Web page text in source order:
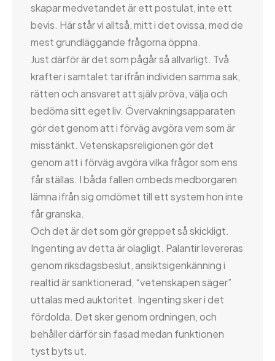
skapar medvetandet är ett postulat, inte ett
bevis. Här står vi alltså, mitt i det ovissa, med de
mest grundläggande frågorna öppna.
Just därför är det som pågår så allvarligt. Två
krafter i samtalet tar ifrån individen samma sak,
rätten och ansvaret att själv pröva, välja och
bedöma sitt eget liv. Övervakningsapparaten
gör det genom att i förväg avgöra vem som är
misstänkt. Vetenskapsreligionen gör det
genom att i förväg avgöra vilka frågor som ens
får ställas. I båda fallen ombeds medborgaren
lämna ifrån sig omdömet till ett system hon inte
får granska.
Och det är det som gör greppet så skickligt.
Ingenting av detta är olagligt. Palantir levereras
genom riksdagsbeslut, ansiktsigenkänning i
realtid är sanktionerad, “vetenskapen säger”
uttalas med auktoritet. Ingenting sker i det
fördolda. Det sker genom ordningen, och
behåller därför sin fasad medan funktionen
tyst byts ut.